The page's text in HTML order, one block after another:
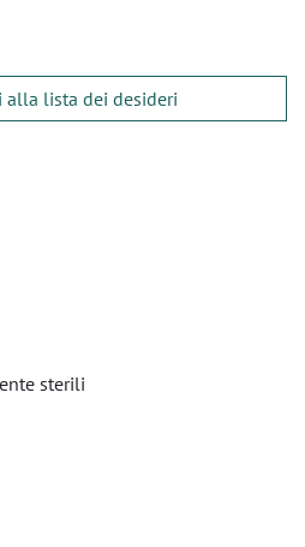
alla lista dei desideri
sterili